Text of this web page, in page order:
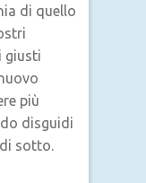
di quello
giusti
più
disguidi
sotto.